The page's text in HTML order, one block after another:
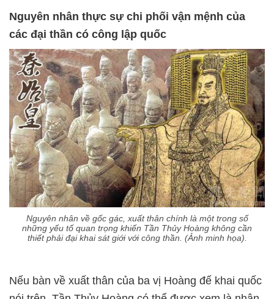
Nguyên nhân thực sự chi phối vận mệnh của
các đại thần có công lập quốc
Nguyên nhân về gốc gác, xuất thân chính là một trong số
những yếu tố quan trọng khiến Tần Thủy Hoàng không cần
thiết phải đại khai sát giới với công thần. (Ảnh minh họa).
Nếu bàn về xuất thân của ba vị Hoàng đế khai quốc